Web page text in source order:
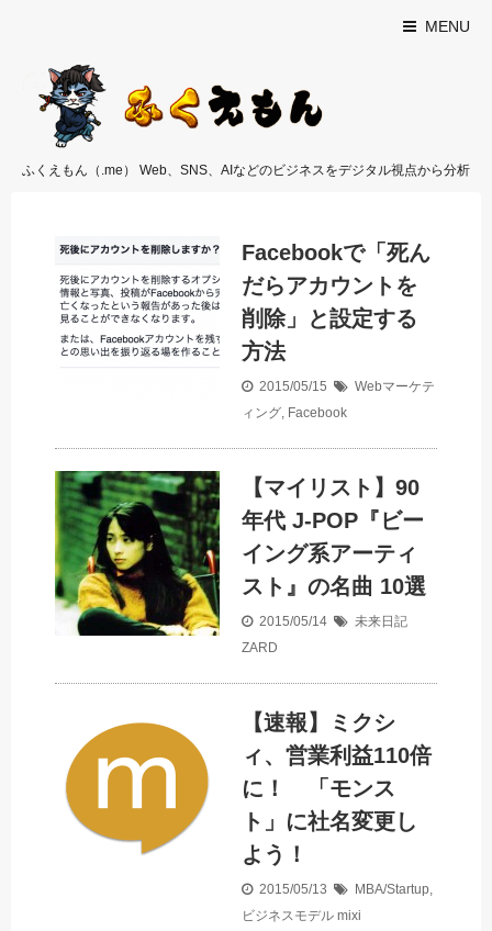
MENU
ふくえもん（.me） Web、SNS、AIなどのビジネスをデジタル視点から分析
Facebookで「死ん
だらアカウントを
削除」と設定する
方法
2015/05/15
Webマーケテ
ィング Facebook
【マイリスト】90
年代 J-POP『ビー
イング系アーティ
スト』の名曲 10選
2015/05/14
未来日記
ZARD
【速報】ミクシ
ィ、営業利益110倍
に！ 「モンス
ト」に社名変更し
よう！
2015/05/13 MBA/Startup
ビジネスモデル mixi